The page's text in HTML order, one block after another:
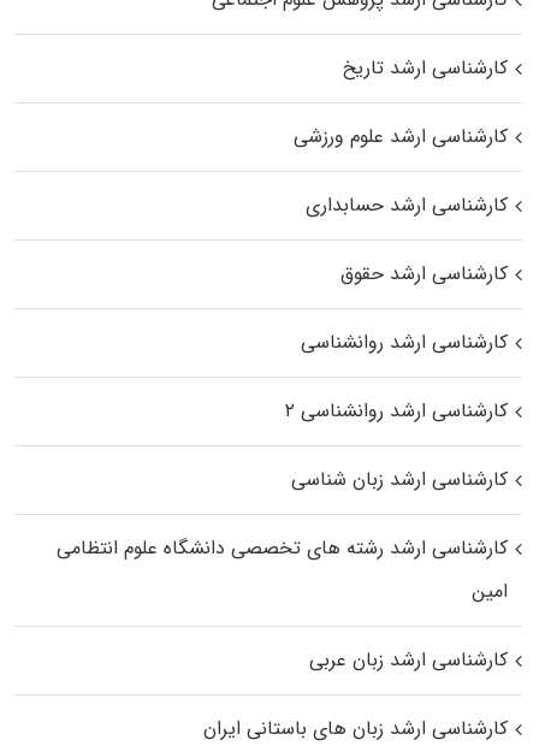
کارشناسی ارشد تاریخ
کارشناسی ارشد علوم ورزشی
کارشناسی ارشد حسابداری
کارشناسی ارشد حقوق
کارشناسی ارشد روانشناسی
کارشناسی ارشد روانشناسی ۲
کارشناسی ارشد زبان شناسی
کارشناسی ارشد رﺷﺘﻪ ﻫﺎی تخصصی داﻧﺸﮕﺎه ﻋﻠﻮم انتظامی
اﻣﻴﻦ
کارشناسی ارشد زبان عربی
کارشناسی ارشد زبان‌ های باستانی ایران